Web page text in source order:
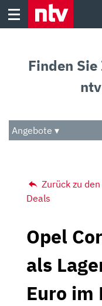
Skip
Audio
Das Beste
Finden
Angebote ▾
Zurück zu den
Deals
Opel
als
Euro im